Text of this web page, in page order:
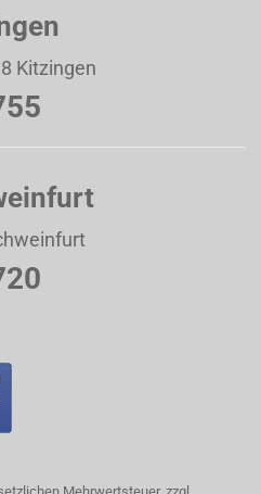
Kitzingen